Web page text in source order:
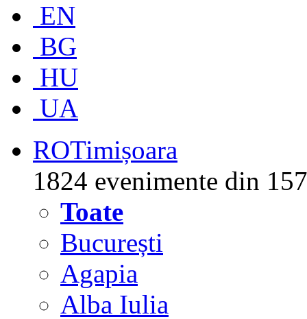
EN
BG
HU
UA
ROTimișoara
1824 evenimente din
Toate
București
Agapia
Alba Iulia